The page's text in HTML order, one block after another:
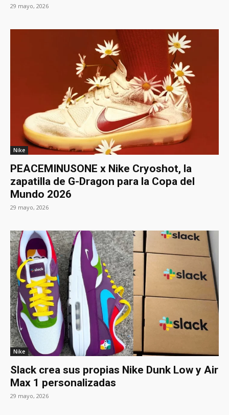
29 mayo, 2026
Nike
PEACEMINUSONE x Nike Cryoshot, la
zapatilla de G-Dragon para la Copa del
Mundo 2026
29 mayo, 2026
Nike
Slack crea sus propias Nike Dunk Low y Air
Max 1 personalizadas
29 mayo, 2026